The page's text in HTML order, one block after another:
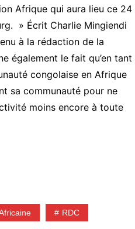
Afrique qui aura lieu ce 24
» Écrit Charlie Mingiendi
à la rédaction de la
également le fait qu’en tant
congolaise en Afrique
sa communauté pour ne
moins encore à toute
RDC